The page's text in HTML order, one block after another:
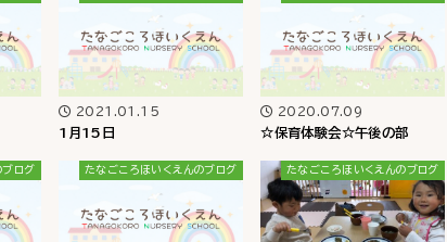
2021.01.15
1月15日
2020.07.09
☆保育体験会☆午後の部
ブログ たなごころほいくえんのブログ たなごころほいくえんのブログ